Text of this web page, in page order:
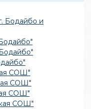
Бодайбо и
СОШ"
СОШ"
СОШ"
СОШ"